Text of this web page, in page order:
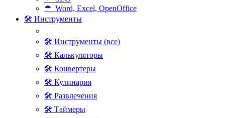
☂ Word, Excel, OpenOffice
🛠 Инструменты
🛠 Инструменты (все)
🛠 Калькуляторы
🛠 Конвертеры
🛠 Кулинария
🛠 Развлечения
🛠 Таймеры